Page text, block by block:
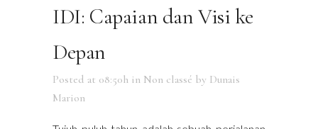
IDI: Capaian dan Visi ke
Depan
Posted at 08:50h in Non classé by Dunais
Marion